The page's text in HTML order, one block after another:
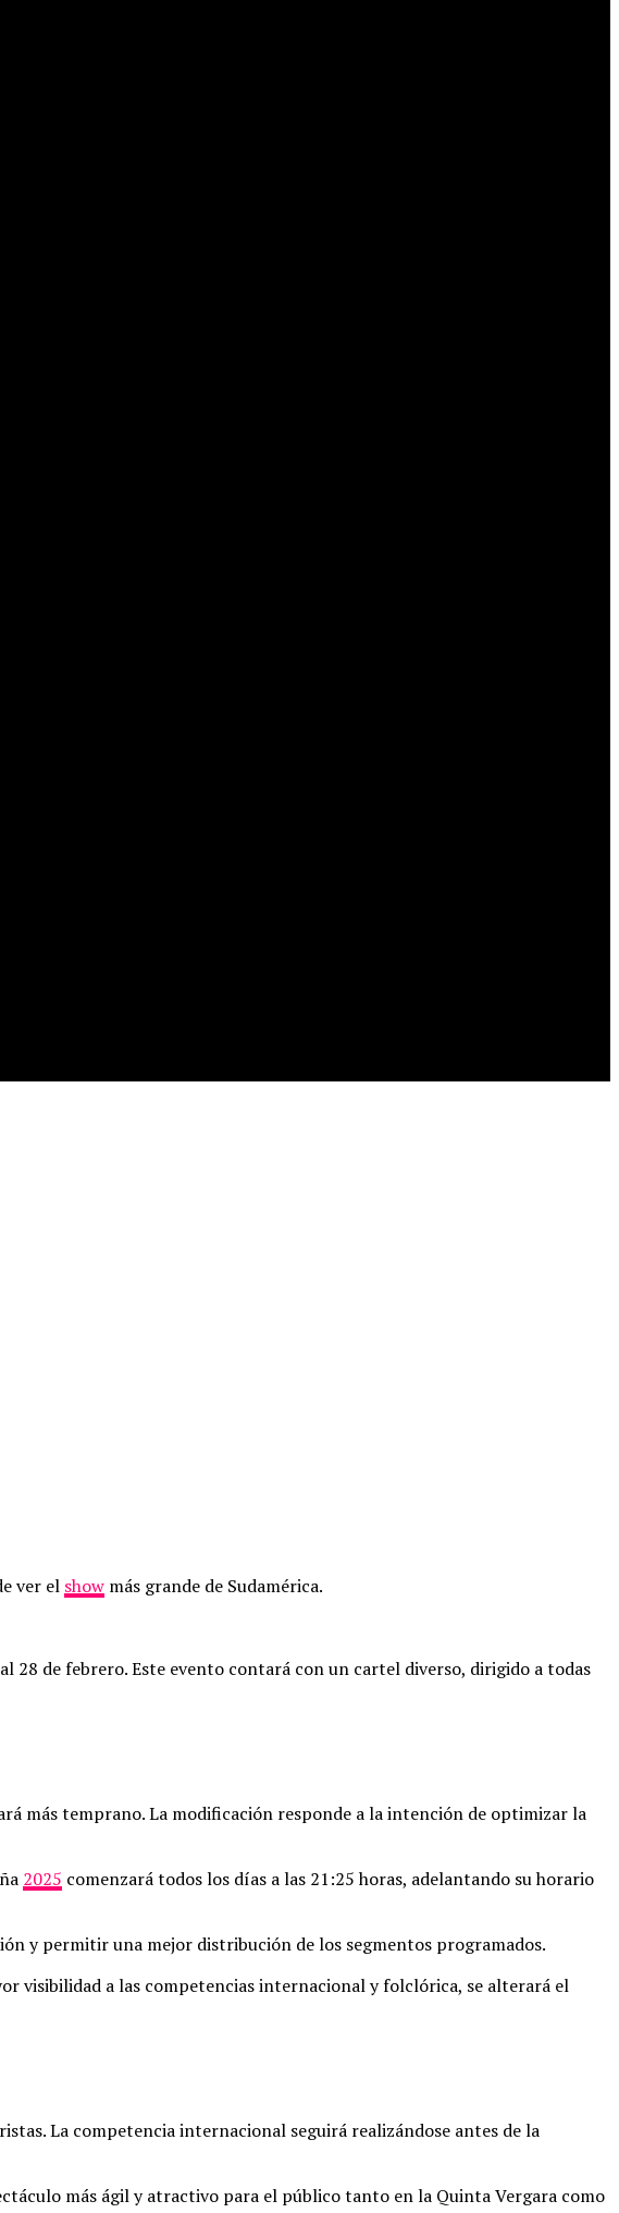
ver el show más grande de Sudamérica.
28 de febrero. Este evento contará con un cartel diverso, dirigido a todas
más temprano. La modificación responde a la intención de optimizar la
2025 comenzará todos los días a las 21:25 horas, adelantando su horario
y permitir una mejor distribución de los segmentos programados.
visibilidad a las competencias internacional y folclórica, se alterará el
La competencia internacional seguirá realizándose antes de la
más ágil y atractivo para el público tanto en la Quinta Vergara como